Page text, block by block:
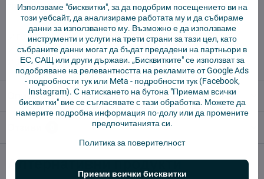
производител: Vysajto.sk
✅ Готов за изпращане веднага
✅ БЕЗПЛАТНА доставка над 55 EUR.
✅ 14 дни политика за връщане
Описание
Алтернативни продукти
Използваме "бисквитки", за да подобрим посещението ви на
този уебсайт, да анализираме работата му и да събираме
данни за използването му. Възможно е да използваме
инструменти и услуги на трети страни за тази цел, като
събраните данни могат да бъдат предадени на партньори в
ЕС, САЩ или други държави. „Бисквитките" се използват за
подобряване на релевантността на рекламите от Google Ads
- подробности тукили Meta - подробности тук(Facebook,
Instagram). С натискането на бутона "Приемам всички
бисквитки" вие се съгласявате с тази обработка. Можете да
намерите подробна информация по-долу или да промените
предпочитанията си.
Политика за поверителност
Приеми всички бисквитки